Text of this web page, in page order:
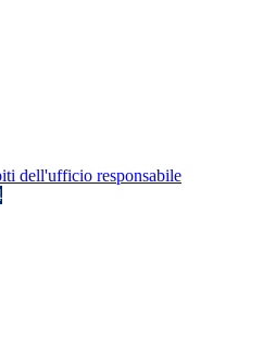
dell'ufficio responsabile